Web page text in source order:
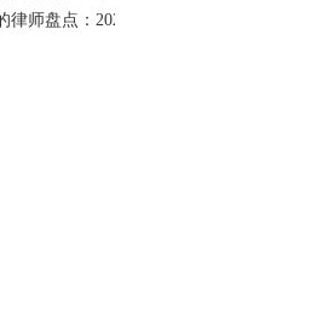
律师盘点：2026年财产分割与抚养权争夺